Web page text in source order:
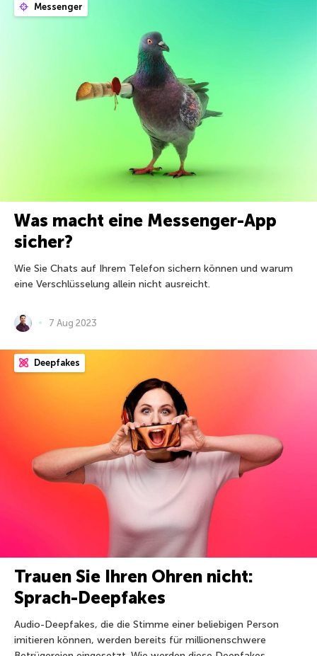
Messenger
Was macht eine Messenger-App
sicher?
Wie Sie Chats auf Ihrem Telefon sichern können und warum
eine Verschlüsselung allein nicht ausreicht.
7 Aug 2023
Deepfakes
Trauen Sie Ihren Ohren nicht:
Sprach-Deepfakes
Audio-Deepfakes, die die Stimme einer beliebigen Person
imitieren können, werden bereits für millionenschwere